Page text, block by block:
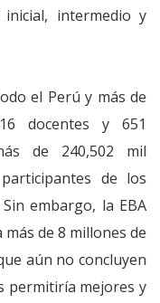
intermedio y
el Perú y más de
docentes y 651
de 240,502 mil
de los
embargo, la EBA
de 8 millones de
aún no concluyen
permitiría mejores y